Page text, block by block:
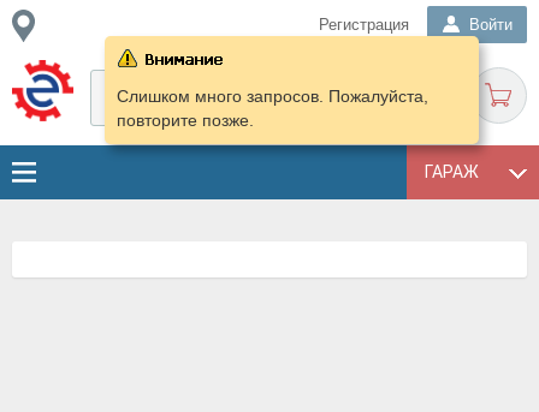
Регистрация Войти
ГАРАЖ
Слишком много запросов. Пожалуйста,
повторите позже.